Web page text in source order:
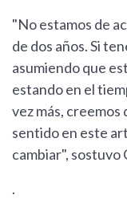
"No estamos de
de dos años. Si
asumiendo que
estando en el
vez más,
sentido en este
cambiar", sostuvo
.